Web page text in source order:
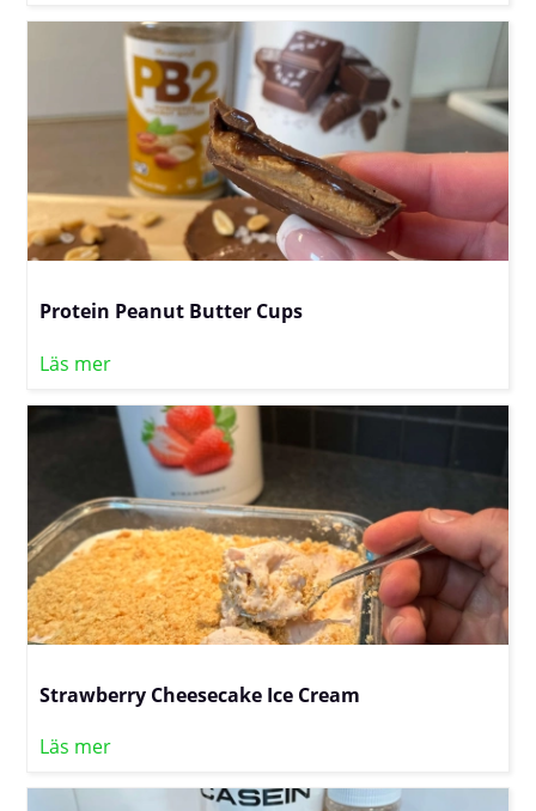
Protein Peanut Butter Cups
Läs mer
Strawberry Cheesecake Ice Cream
Läs mer